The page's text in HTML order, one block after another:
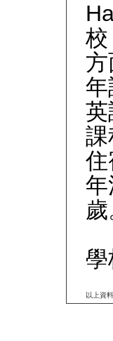
校
年
英
課
住
年
歲
以上資